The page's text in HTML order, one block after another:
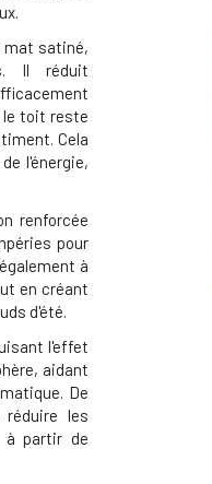
mat satiné,
Il réduit
le toit reste
Cela
l'énergie,
renforcée
pour
à
en créant
d'été.
l'effet
aidant
De
les
à partir de